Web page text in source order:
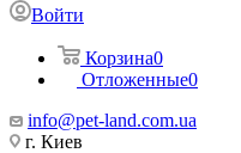
Войти
Корзина0
Отложенные0
info@pet-land.com.ua
г. Киев